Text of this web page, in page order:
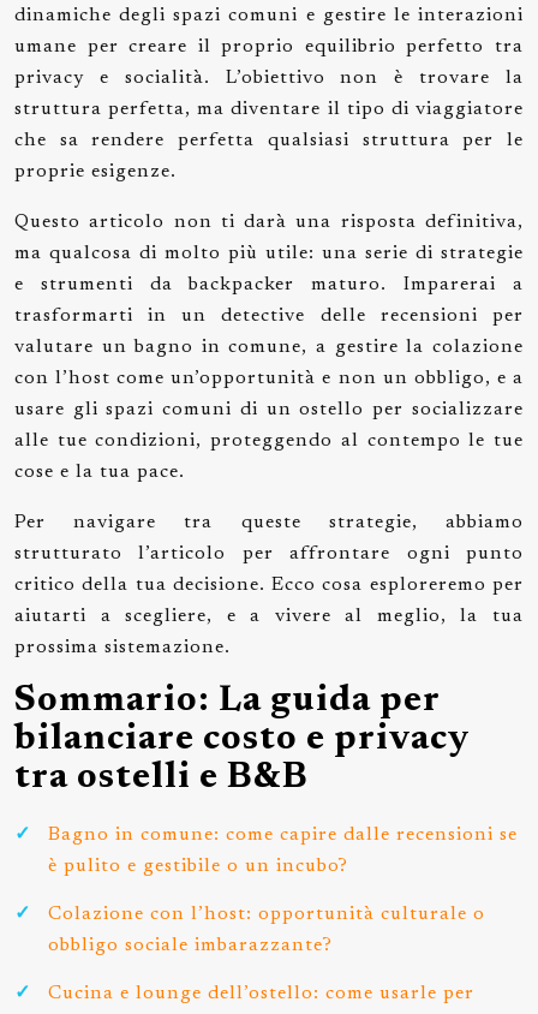
dinamiche degli spazi comuni e gestire le interazioni
umane per creare il proprio equilibrio perfetto tra
privacy e socialità. L’obiettivo non è trovare la
struttura perfetta, ma diventare il tipo di viaggiatore
che sa rendere perfetta qualsiasi struttura per le
proprie esigenze.
Questo articolo non ti darà una risposta definitiva,
ma qualcosa di molto più utile: una serie di strategie
e strumenti da backpacker maturo. Imparerai a
trasformarti in un detective delle recensioni per
valutare un bagno in comune, a gestire la colazione
con l’host come un’opportunità e non un obbligo, e a
usare gli spazi comuni di un ostello per socializzare
alle tue condizioni, proteggendo al contempo le tue
cose e la tua pace.
Per navigare tra queste strategie, abbiamo
strutturato l’articolo per affrontare ogni punto
critico della tua decisione. Ecco cosa esploreremo per
aiutarti a scegliere, e a vivere al meglio, la tua
prossima sistemazione.
Sommario: La guida per
bilanciare costo e privacy
tra ostelli e B&B
Bagno in comune: come capire dalle recensioni se
è pulito e gestibile o un incubo?
Colazione con l’host: opportunità culturale o
obbligo sociale imbarazzante?
Cucina e lounge dell’ostello: come usarle per